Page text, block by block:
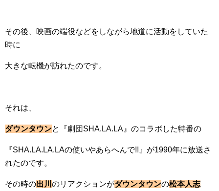
その後、映画の端役などをしながら地道に活動をしていた
時に
大きな転機が訪れたのです。
それは、
ダウンタウンと『劇団SHA.LA.LA』のコラボした特番の
『SHA.LA.LA.LAの使いやあらへんで!!』が1990年に放送さ
れたのです。
その時の出川 のリアクションがダウンタウンの松本人志